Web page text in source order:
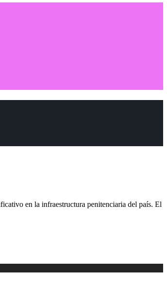
en la infraestructura penitenciaria del país. El